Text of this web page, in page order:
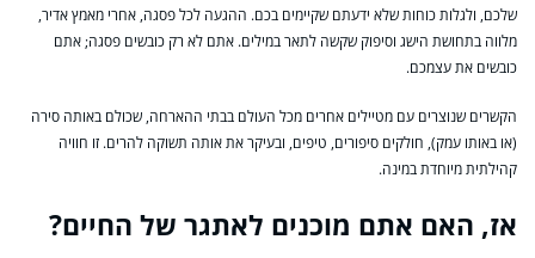
שלכם, ולגלות כוחות שלא ידעתם שקיימים בכם. ההגעה לכל פסגה, אחרי מאמץ אדיר,
מלווה בתחושת הישג וסיפוק שקשה לתאר במילים. אתם לא רק כובשים פסגה; אתם
כובשים את עצמכם.
הקשרים שנוצרים עם מטיילים אחרים מכל העולם בבתי ההארחה, שכולם באותה סירה
(או באותו עמק), חולקים סיפורים, טיפים, ובעיקר את אותה תשוקה להרים. זו חוויה
קהילתית מיוחדת במינה.
אז, האם אתם מוכנים לאתגר של החיים?